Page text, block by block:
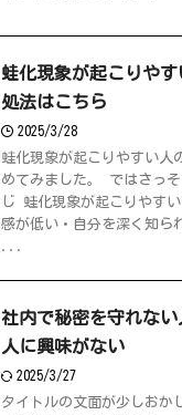
蛙化現象が起こりや
処法はこちら
2025/3/28
蛙化現象が起こりやすい人
めてみました。 ではさっ
じ 蛙化現象が起こりやす
感が低い・自分を深く知
...
社内で秘密を守れな
人に興味がない
2025/3/27
タイトルの文面が少しおか